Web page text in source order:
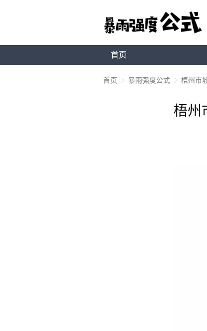
首页
首页 暴雨强度公式 梧州市
梧州